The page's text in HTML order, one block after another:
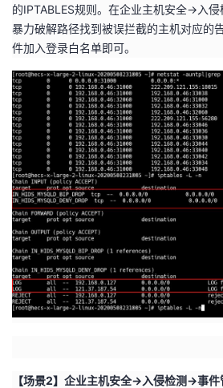
课
程
的
认
我
的
我
藏
术
支
云
声
的IPTABLES规则。在企业主机安全->入
暴力破解路径找到被误拦截的主机对应的
件加入登录白名单即可。
【场景2】企业主机安全->入侵检测->事